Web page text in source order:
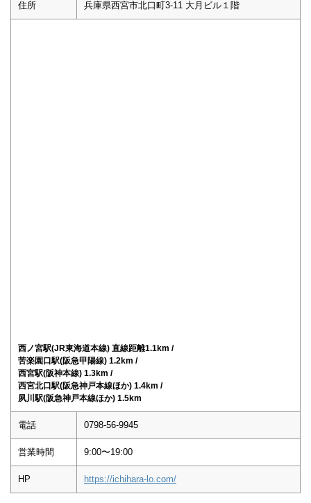
住所 兵庫県西宮市北口町3-11 大月ビル１階
西ノ宮駅(JR東海道本線) 直線距離1.1km /
苦楽園口駅(阪急甲陽線) 1.2km /
西宮駅(阪神本線) 1.3km /
西宮北口駅(阪急神戸本線ほか) 1.4km /
夙川駅(阪急神戸本線ほか) 1.5km
電話 0798-56-9945
営業時間 9:00〜19:00
HP https://ichihara-lo.com/